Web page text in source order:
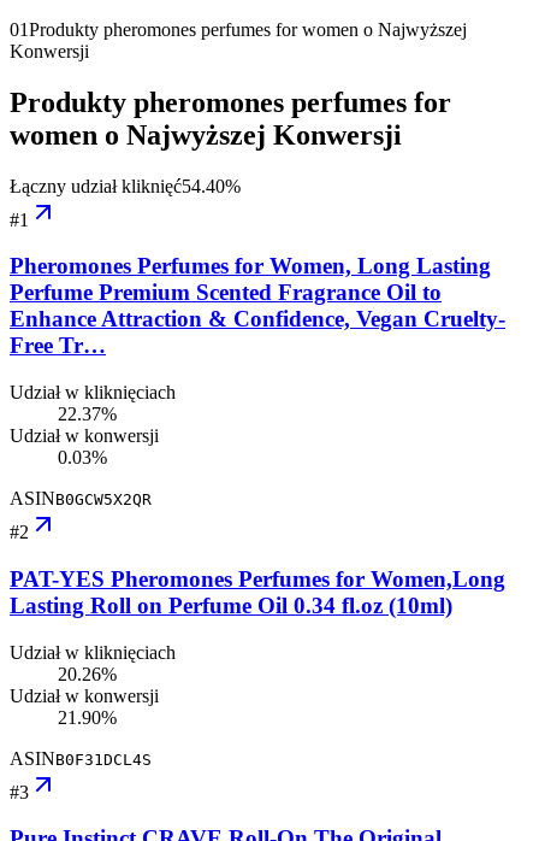
01Produkty pheromones perfumes for women o Najwyższej
Konwersji
Produkty pheromones perfumes for
women o Najwyższej Konwersji
Łączny udział kliknięć54.40%
#1
Pheromones Perfumes for Women, Long Lasting
Perfume Premium Scented Fragrance Oil to
Enhance Attraction & Confidence, Vegan Cruelty-
Free Tr…
Udział w kliknięciach
22.37%
Udział w konwersji
0.03%
ASINB0GCW5X2QR
#2
PAT-YES Pheromones Perfumes for Women,Long
Lasting Roll on Perfume Oil 0.34 fl.oz (10ml)
Udział w kliknięciach
20.26%
Udział w konwersji
21.90%
ASINB0F31DCL4S
#3